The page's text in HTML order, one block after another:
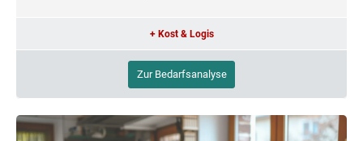
+ Kost & Logis
Zur Bedarfsanalyse